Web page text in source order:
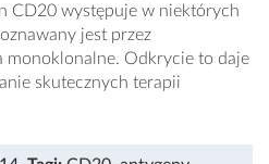
CD20 występuje w niektórych
jest przez
monoklonalne. Odkrycie to daje
skutecznych terapii